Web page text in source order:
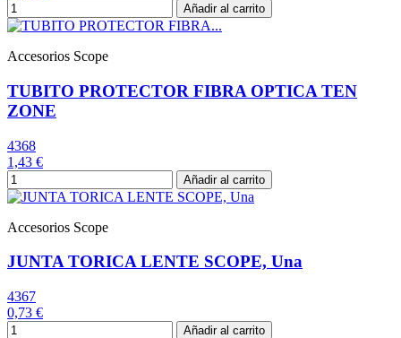
Añadir al carrito
Accesorios Scope
TUBITO PROTECTOR FIBRA OPTICA TEN
ZONE
4368
1,43 €
Añadir al carrito
Accesorios Scope
JUNTA TORICA LENTE SCOPE, Una
4367
0,73 €
Añadir al carrito